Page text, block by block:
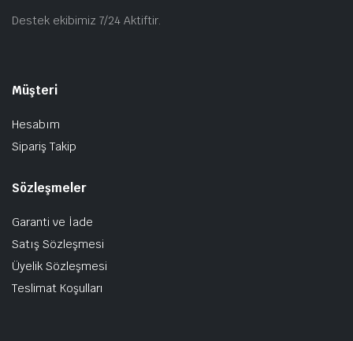
Destek ekibimiz 7/24 Aktiftir.
Müşteri
Hesabım
Sipariş Takip
Sözleşmeler
Garanti ve İade
Satış Sözleşmesi
Üyelik Sözleşmesi
Teslimat Koşulları